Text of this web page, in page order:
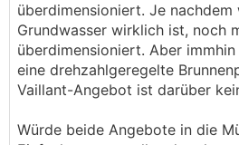
überdimensioniert. Je
Grundwasser wirklich ist, noch
überdimensioniert. Aber
eine drehzahlgeregelte
Vaillant-Angebot ist darüber
Würde beide Angebote in die